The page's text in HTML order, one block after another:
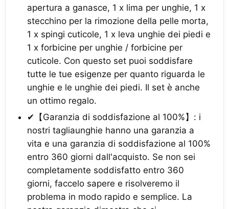
apertura a ganasce, 1 x lima per unghie, 1 x
stecchino per la rimozione della pelle morta,
1 x spingi cuticole, 1 x leva unghie dei piedi e
1 x forbicine per unghie / forbicine per
cuticole. Con questo set puoi soddisfare
tutte le tue esigenze per quanto riguarda le
unghie e le unghie dei piedi. Il set è anche
un ottimo regalo.
✔【Garanzia di soddisfazione al 100%】: i
nostri tagliaunghie hanno una garanzia a
vita e una garanzia di soddisfazione al 100%
entro 360 giorni dall'acquisto. Se non sei
completamente soddisfatto entro 360
giorni, faccelo sapere e risolveremo il
problema in modo rapido e semplice. La